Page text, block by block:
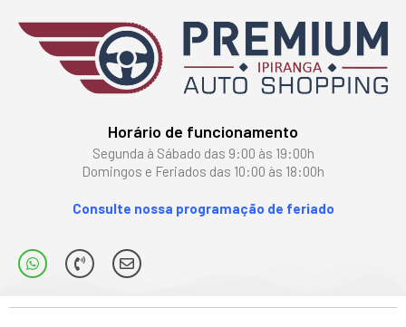
Horário de funcionamento
Segunda à Sábado das 9:00 às 19:00h
Domingos e Feriados das 10:00 às 18:00h
Consulte nossa programação de feriado